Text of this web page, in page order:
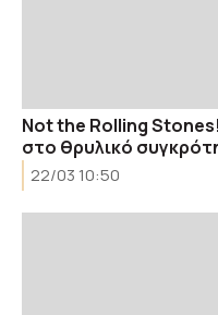
Νot the Rolling
στο θρυλικό
22/03 10:50